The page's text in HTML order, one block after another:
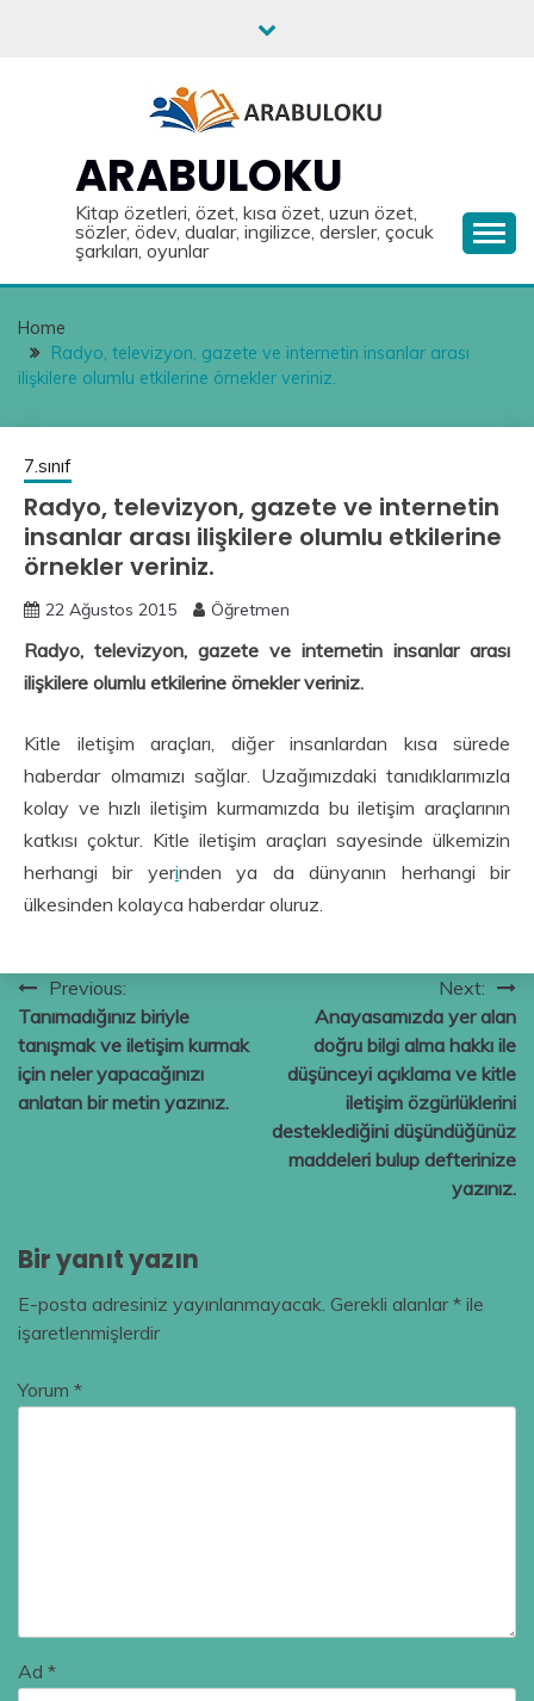
ARABULOKU
Kitap özetleri, özet, kısa özet, uzun özet,
sözler, ödev, dualar, ingilizce, dersler, çocuk
şarkıları, oyunlar
Home
Radyo, televizyon, gazete ve internetin insanlar arası
ilişkilere olumlu etkilerine örnekler veriniz.
7.sınıf
Radyo, televizyon, gazete ve internetin
insanlar arası ilişkilere olumlu etkilerine
örnekler veriniz.
22 Ağustos 2015 Öğretmen
Radyo, televizyon, gazete ve internetin insanlar arası
ilişkilere olumlu etkilerine örnekler veriniz.
Kitle iletişim araçları, diğer insanlardan kısa sürede
haberdar olmamızı sağlar. Uzağımızdaki tanıdıklarımızla
kolay ve hızlı iletişim kurmamızda bu iletişim araçlarının
katkısı çoktur. Kitle iletişim araçları sayesinde ülkemizin
herhangi bir yerinden ya da dünyanın herhangi bir
ülkesinden kolayca haberdar oluruz.
Yazı
gezinmesi
Previous:
Tanımadığınız biriyle
tanışmak ve iletişim kurmak
için neler yapacağınızı
anlatan bir metin yazınız.
Next:
Anayasamızda yer alan
doğru bilgi alma hakkı ile
düşünceyi açıklama ve kitle
iletişim özgürlüklerini
desteklediğini düşündüğünüz
maddeleri bulup defterinize
yazınız.
Bir yanıt yazın
E-posta adresiniz yayınlanmayacak. Gerekli alanlar* ile
işaretlenmişlerdir
Yorum *
Ad *